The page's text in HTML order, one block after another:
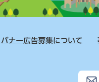
バナー広告募集について